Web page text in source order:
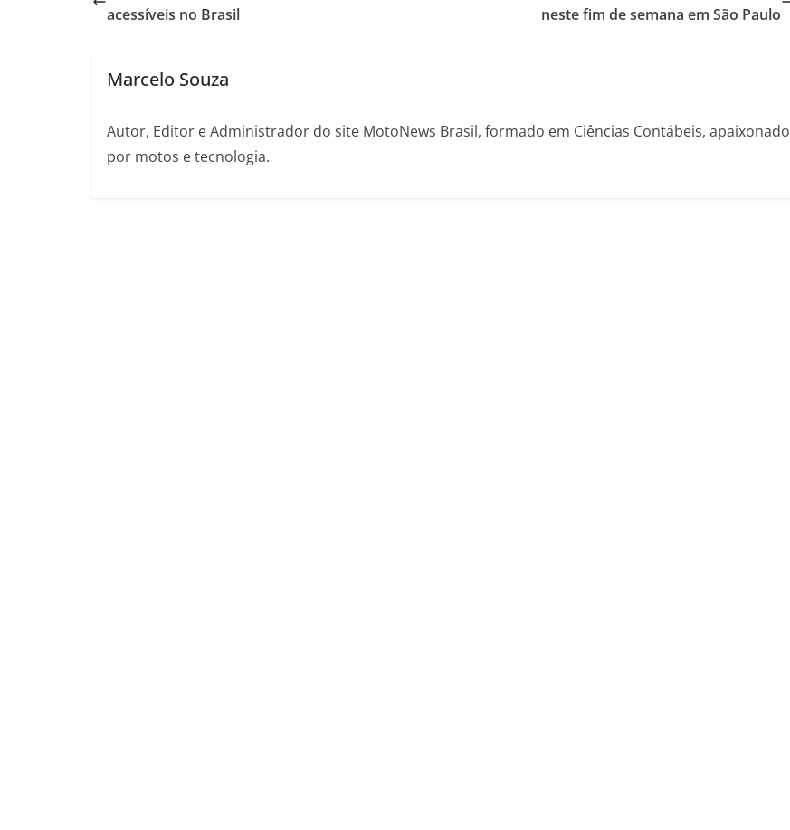
acessíveis no Brasil
neste fim de semana em São Paulo
Marcelo Souza
Autor, Editor e Administrador do site MotoNews Brasil, formado em Ciências Contábeis, apaixonado
por motos e tecnologia.